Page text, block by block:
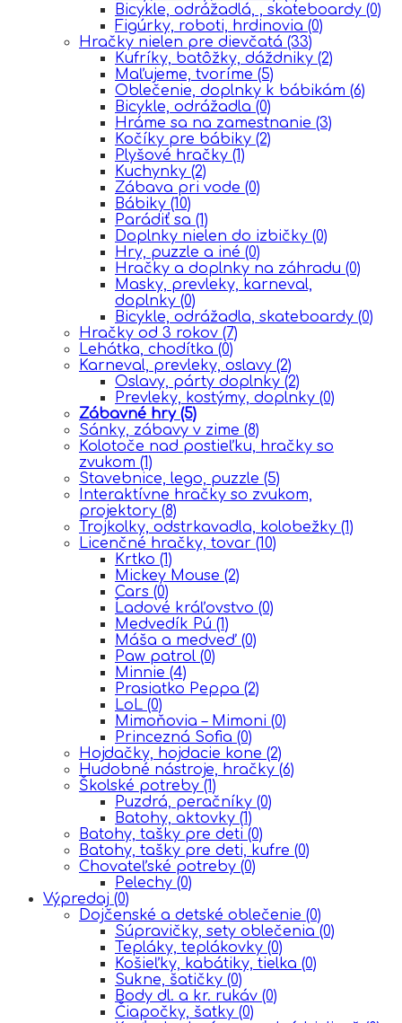
Bicykle, odrážadlá, , skateboardy (0)
Figúrky, roboti, hrdinovia (0)
Hračky nielen pre dievčatá (33)
Kufríky, batôžky, dáždniky (2)
Maľujeme, tvoríme (5)
Oblečenie, doplnky k bábikám (6)
Bicykle, odrážadla (0)
Hráme sa na zamestnanie (3)
Kočíky pre bábiky (2)
Plyšové hračky (1)
Kuchynky (2)
Zábava pri vode (0)
Bábiky (10)
Parádiť sa (1)
Doplnky nielen do izbičky (0)
Hry, puzzle a iné (0)
Hračky a doplnky na záhradu (0)
Masky, prevleky, karneval,
doplnky (0)
Bicykle, odrážadla, skateboardy (0)
Hračky od 3 rokov (7)
Lehátka, chodítka (0)
Karneval, prevleky, oslavy (2)
Oslavy, párty doplnky (2)
Prevleky, kostýmy, doplnky (0)
Zábavné hry (5)
Sánky, zábavy v zime (8)
Kolotoče nad postieľku, hračky so
zvukom (1)
Stavebnice, lego, puzzle (5)
Interaktívne hračky so zvukom,
projektory (8)
Trojkolky, odstrkavadla, kolobežky (1)
Licenčné hračky, tovar (10)
Krtko (1)
Mickey Mouse (2)
Cars (0)
Ĺadové kráľovstvo (0)
Medvedík Pú (1)
Máša a medveď (0)
Paw patrol (0)
Minnie (4)
Prasiatko Peppa (2)
LoL (0)
Mimoňovia – Mimoni (0)
Princezná Sofia (0)
Hojdačky, hojdacie kone (2)
Hudobné nástroje, hračky (6)
Školské potreby (1)
Puzdrá, peračníky (0)
Batohy, aktovky (1)
Batohy, tašky pre deti (0)
Batohy, tašky pre deti, kufre (0)
Chovateľské potreby (0)
Pelechy (0)
Výpredaj (0)
Dojčenské a detské oblečenie (0)
Súpravičky, sety oblečenia (0)
Tepláky, teplákovky (0)
Košieľky, kabátiky, tielka (0)
Sukne, šatičky (0)
Body dl. a kr. rukáv (0)
Čiapočky, šatky (0)